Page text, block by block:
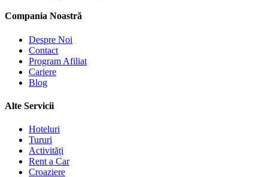
Compania Noastră
Despre Noi
Contact
Program Afiliat
Cariere
Blog
Alte Servicii
Hoteluri
Tururi
Activități
Rent a Car
Croaziere